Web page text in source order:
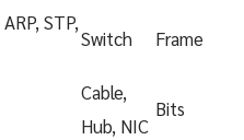
STP,
Switch Frame
Cable,
Hub, NIC
Bits